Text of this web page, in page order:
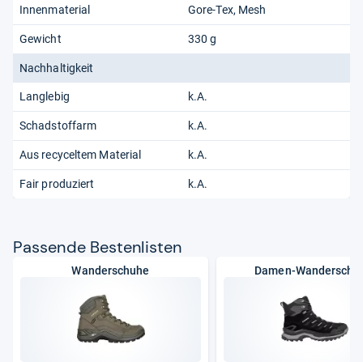
Innenmaterial Gore-Tex Mesh
Gewicht 330 g
Nachhaltigkeit
Langlebig k.A.
Schadstoffarm k.A.
Aus recyceltem Material k.A.
Fair produziert k.A.
Pas­sende Bes­ten­lis­ten
Wanderschuhe Damen-